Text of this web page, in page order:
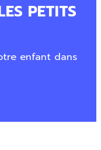
PETITS
enfant dans